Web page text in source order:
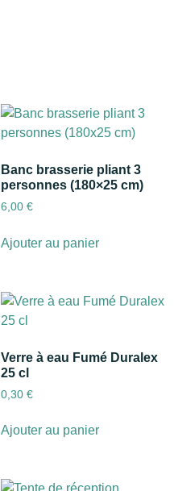
Banc brasserie pliant 3
personnes (180×25 cm)
6,00 €
Ajouter au panier
Verre à eau Fumé Duralex
25 cl
0,30 €
Ajouter au panier